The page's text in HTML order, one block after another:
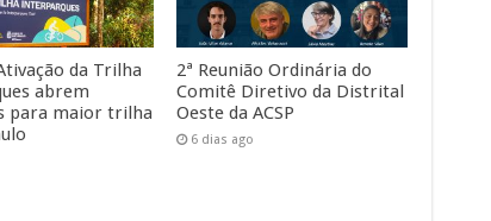
da Trilha
abrem
para maior trilha
2ª Reunião Ordinária do
Comitê Diretivo da Distrital
Oeste da ACSP
6 dias ago